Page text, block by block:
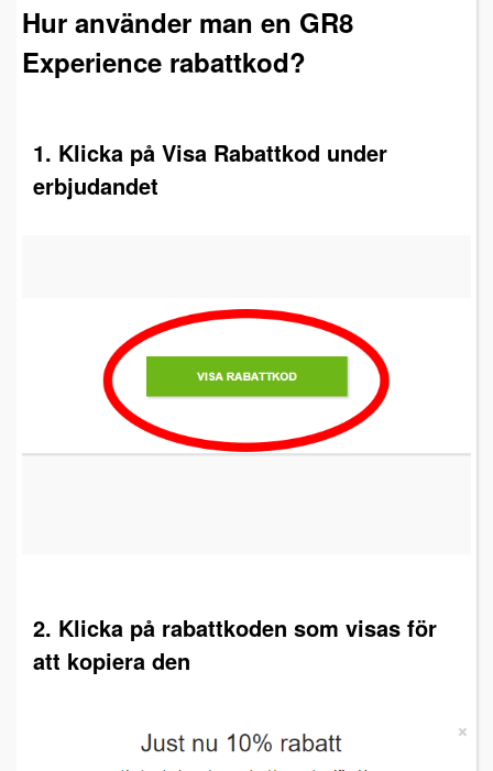
Hur använder man en GR8
Experience rabattkod?
1. Klicka på Visa Rabattkod under
erbjudandet
2. Klicka på rabattkoden som visas för
att kopiera den